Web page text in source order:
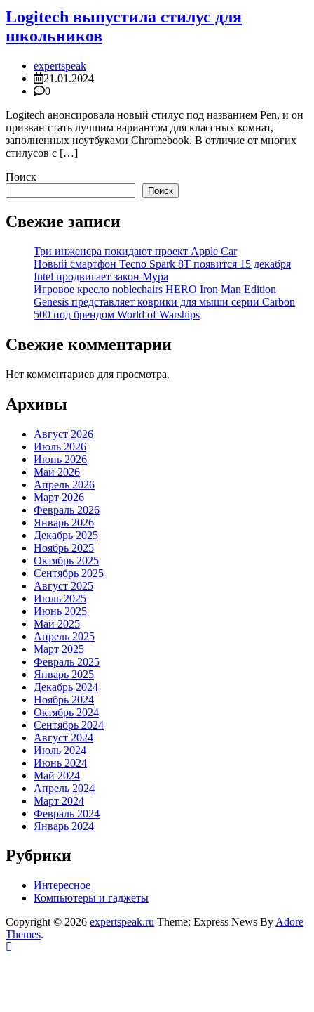
Logitech выпустила стилус для
школьников
expertspeak
21.01.2024
0
Logitech анонсировала новый стилус под названием Pen, и он
призван стать лучшим вариантом для классных комнат,
заполненных ноутбуками Chromebook. В отличие от многих
стилусов с […]
Поиск
Поиск
Свежие записи
Три инженера покидают проект Apple Car
Новый смартфон Tecno Spark 8T появится 15 декабря
Intel продвигает закон Мура
Игровое кресло noblechairs HERO Iron Man Edition
Genesis представляет коврики для мыши серии Carbon
500 под брендом World of Warships
Свежие комментарии
Нет комментариев для просмотра.
Архивы
Август 2026
Июль 2026
Июнь 2026
Май 2026
Апрель 2026
Март 2026
Февраль 2026
Январь 2026
Декабрь 2025
Ноябрь 2025
Октябрь 2025
Сентябрь 2025
Август 2025
Июль 2025
Июнь 2025
Май 2025
Апрель 2025
Март 2025
Февраль 2025
Январь 2025
Декабрь 2024
Ноябрь 2024
Октябрь 2024
Сентябрь 2024
Август 2024
Июль 2024
Июнь 2024
Май 2024
Апрель 2024
Март 2024
Февраль 2024
Январь 2024
Рубрики
Интересное
Компьютеры и гаджеты
Copyright © 2026 expertspeak.ru Theme: Express News By Adore
Themes.